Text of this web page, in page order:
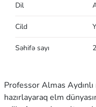
Dil
Cild
Səhifə sayı
Professor Almas
hazırlayaraq elm